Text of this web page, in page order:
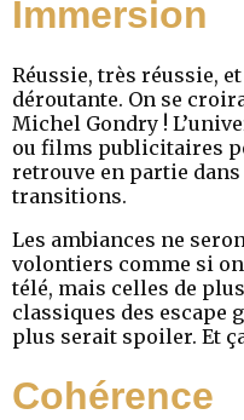
Immersion
Réussie, très réussie,
déroutante. On se
Michel Gondry !
ou films publicitaires
retrouve en partie dans
transitions.
Les ambiances ne
volontiers comme si
télé, mais celles de
classiques des escape
plus serait spoiler. Et
Cohérence